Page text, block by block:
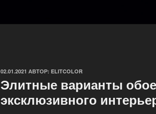
ОПУБЛИКОВАНО
02.01.2021 АВТОР: ELITCOLOR
Элитные варианты
эксклюзивного